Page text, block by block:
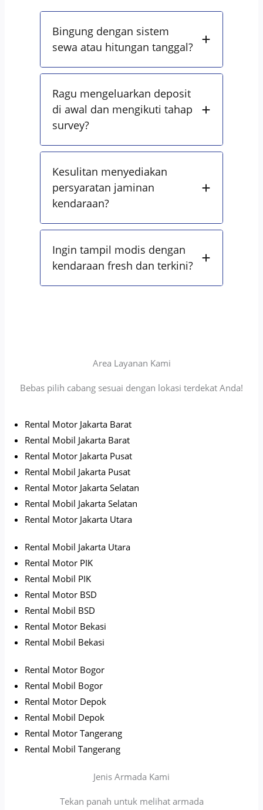
Bingung dengan sistem
sewa atau hitungan tanggal?
Ragu mengeluarkan deposit
di awal dan mengikuti tahap
survey?
Kesulitan menyediakan
persyaratan jaminan
kendaraan?
Ingin tampil modis dengan
kendaraan fresh dan terkini?
Area Layanan Kami
Bebas pilih cabang sesuai dengan lokasi terdekat Anda!
Rental Motor Jakarta Barat
Rental Mobil Jakarta Barat
Rental Motor Jakarta Pusat
Rental Mobil Jakarta Pusat
Rental Motor Jakarta Selatan
Rental Mobil Jakarta Selatan
Rental Motor Jakarta Utara
Rental Mobil Jakarta Utara
Rental Motor PIK
Rental Mobil PIK
Rental Motor BSD
Rental Mobil BSD
Rental Motor Bekasi
Rental Mobil Bekasi
Rental Motor Bogor
Rental Mobil Bogor
Rental Motor Depok
Rental Mobil Depok
Rental Motor Tangerang
Rental Mobil Tangerang
Jenis Armada Kami
Tekan panah untuk melihat armada